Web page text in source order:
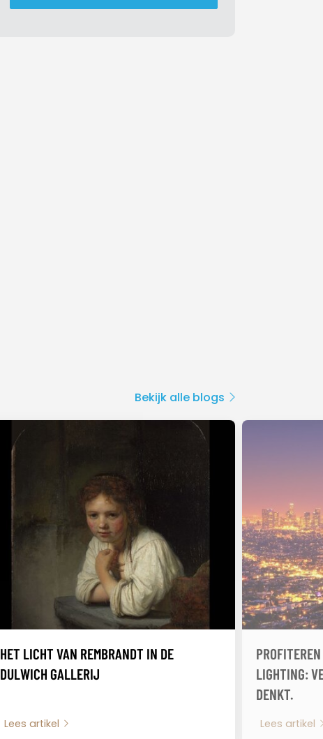
Bekijk alle blogs
HET LICHT VAN REMBRANDT IN DE
DULWICH GALLERIJ
Lees artikel
LIGHTING:
DENKT.
Lees artikel